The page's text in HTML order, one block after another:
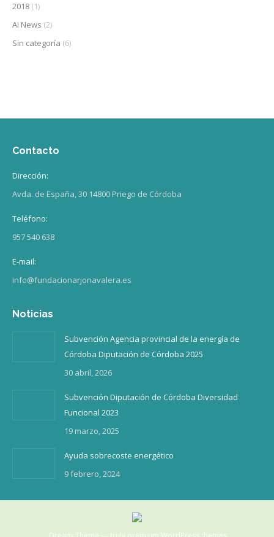
2018 (1)
AI News (2)
Sin categoría (6)
Contacto
Dirección:
Avda. de España, 30 14800 Priego de Córdoba
Teléfono:
957 540 638
E-mail:
info@fundacionarjonavalera.es
Noticias
Subvención Agencia provincial de la energía de
Córdoba Diputación de Córdoba 2025
30 abril, 2026
Subvención Diputación de Córdoba Diversidad
Funcional 2023
19 marzo, 2025
Ayuda sobrecoste energético
9 febrero, 2024